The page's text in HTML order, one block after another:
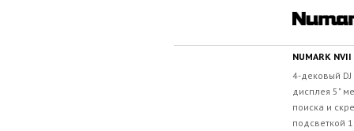
NUMARK NVII
4-дековый
дисплея 5"
поиска и
подсветкой